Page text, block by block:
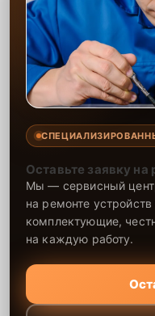
Оставьте заявку на
Мы — сервисный
на ремонте
комплектующие,
на каждую работу.